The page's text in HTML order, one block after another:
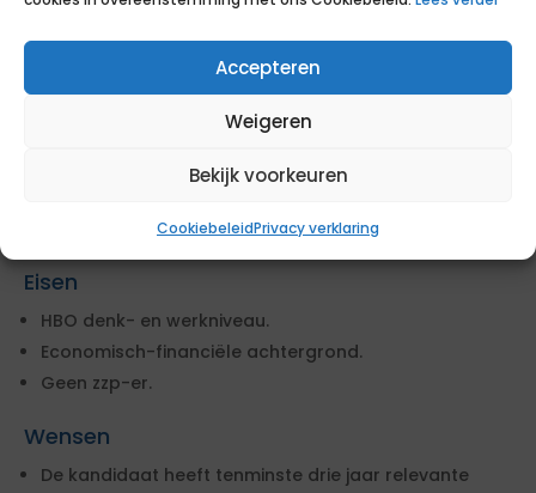
Accepteren
Weigeren
Bekijk voorkeuren
CookiebeleidPrivacy verklaring
Deze opdracht voor inhuur wordt gegund via een
specifieke eisen en wensen geformuleerd. Om in
gestelde eisen. Daarnaast kun je extra punten
Eisen
HBO denk- en werkniveau.
Economisch-financiële achtergrond.
Geen zzp-er.
Wensen
De kandidaat heeft tenminste drie jaar relevante